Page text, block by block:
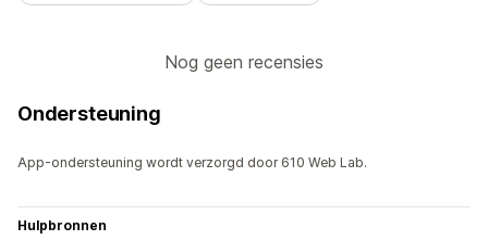
Nog geen recensies
Ondersteuning
App-ondersteuning wordt verzorgd door 610 Web Lab.
Hulpbronnen